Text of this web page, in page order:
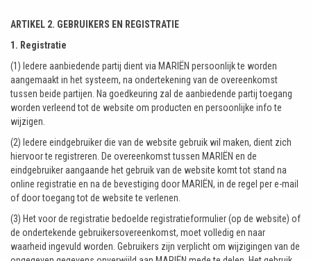
ARTIKEL 2. GEBRUIKERS EN REGISTRATIE
1. Registratie
(1) Iedere aanbiedende partij dient via MARIËN persoonlijk te worden
aangemaakt in het systeem, na ondertekening van de overeenkomst
tussen beide partijen. Na goedkeuring zal de aanbiedende partij toegang
worden verleend tot de website om producten en persoonlijke info te
wijzigen.
(2) Iedere eindgebruiker die van de website gebruik wil maken, dient zich
hiervoor te registreren. De overeenkomst tussen MARIËN en de
eindgebruiker aangaande het gebruik van de website komt tot stand na
online registratie en na de bevestiging door MARIËN, in de regel per e-mail
of door toegang tot de website te verlenen.
(3) Het voor de registratie bedoelde registratieformulier (op de website) of
de ondertekende gebruikersovereenkomst, moet volledig en naar
waarheid ingevuld worden. Gebruikers zijn verplicht om wijzigingen van de